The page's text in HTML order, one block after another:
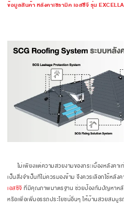
ข้อมูลสินค้า หลังคาเซรามิค เอสซีจี รุ่น
ไม่เพียงแต่ความสวยงามของกระเบื้องหลังคาเ
เป็นสิ่งจำเป็นที่ไม่ควรมองข้าม จึงควรเลือกใช้หลัง
เอสซีจี ที่มีคุณภาพมาตรฐาน ช่วยป้องกันปัญหาห
หรือเพื่อเพิ่มอรรถประโยชน์อื่นๆ ให้บ้านสวยสมบู